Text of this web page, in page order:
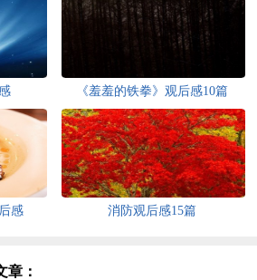
《羞羞的铁拳》观后感10篇
感 消防观后感15篇
章：